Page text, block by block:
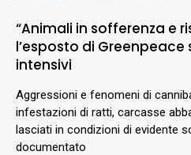
“Animali in sofferenza e
l’esposto di
intensivi
Aggressioni e fenomeni di
infestazioni di ratti, carcasse
lasciati in condizioni di evidente
documentato